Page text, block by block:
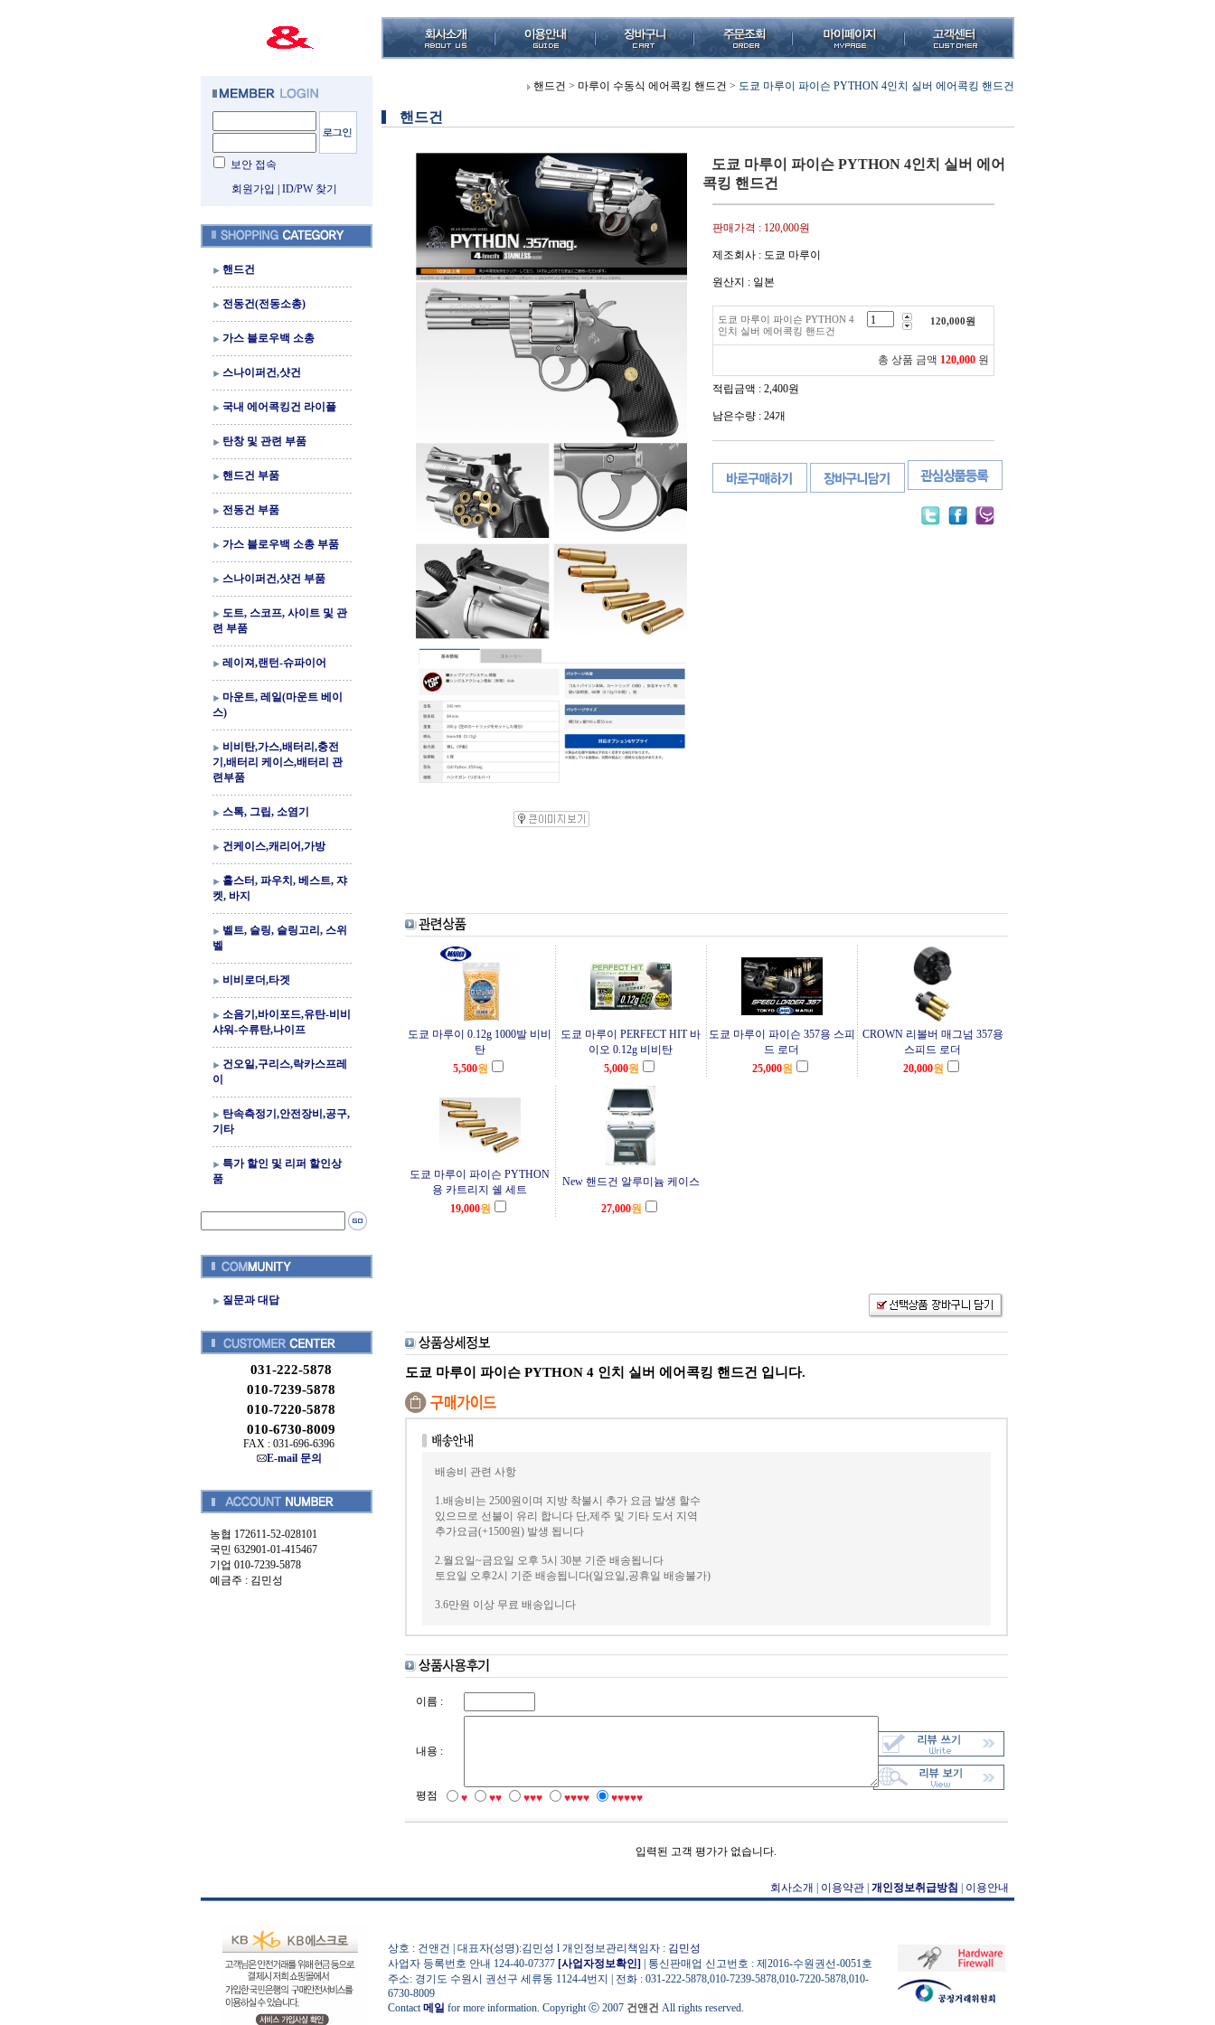
보안 접속
회원가입
ID/PW 찾기
핸드건
전동건(전동소총)
가스 블로우백 소총
스나이퍼건,샷건
국내 에어콕킹건 라이플
탄창 및 관련 부품
핸드건 부품
전동건 부품
가스 블로우백 소총 부품
스나이퍼건,샷건 부품
도트, 스코프, 사이트 및 관
련 부품
레이져,랜턴-슈파이어
마운트, 레일(마운트 베이
스)
비비탄,가스,배터리,충전
기,배터리 케이스,배터리 관
련부품
스톡, 그립, 소염기
건케이스,캐리어,가방
홀스터, 파우치, 베스트, 쟈
켓, 바지
벨트, 슬링, 슬링고리, 스위
벨
비비로더,타겟
소음기,바이포드,유탄-비비
샤워-수류탄,나이프
건오일,구리스,락카스프레
이
탄속측정기,안전장비,공구,
기타
특가 할인 및 리퍼 할인상
품
질문과 대답
031-222-5878
010-7239-5878
010-7220-5878
010-6730-8009
FAX : 031-696-6396
E-mail 문의
농협 172611-52-028101
국민 632901-01-415467
기업 010-7239-5878
예금주 : 김민성
핸드건 > 마루이 수동식 에어콕킹 핸드건 > 도쿄 마루이 파이슨 PYTHON 4인치 실버 에어콕킹 핸드건
핸드건
도쿄 마루이 파이슨 PYTHON 4인치 실버 에어
콕킹 핸드건
판매가격 : 120,000원
제조회사 : 도쿄 마루이
원산지 : 일본
도쿄 마루이 파이슨 PYTHON 4
인치 실버 에어콕킹 핸드건
120,000원
총 상품 금액 120,000 원
적립금액 : 2,400원
남은수량 : 24개
도쿄 마루이 0.12g 1000발 비비
탄
도쿄 마루이 PERFECT HIT 바
이오 0.12g 비비탄
도쿄 마루이 파이슨 357용 스피
드 로더
CROWN 리볼버 매그넘 357용
스피드 로더
5,500원 5,000원 25,000원 20,000원
도쿄 마루이 파이슨 PYTHON
용 카트리지 쉘 세트
New 핸드건 알루미늄 케이스
19,000원 27,000원
도쿄 마루이 파이슨 PYTHON 4 인치 실버 에어콕킹 핸드건 입니다.
배송비 관련 사항
1.배송비는 2500원이며 지방 착불시 추가 요금 발생 할수
있으므로 선불이 유리 합니다 단,제주 및 기타 도서 지역
추가요금(+1500원) 발생 됩니다
2.월요일~금요일 오후 5시 30분 기준 배송됩니다
토요일 오후2시 기준 배송됩니다(일요일,공휴일 배송불가)
3.6만원 이상 무료 배송입니다
이름 :
내용 :
평점 ♥ ♥♥ ♥♥♥ ♥♥♥♥ ♥♥♥♥♥
입력된 고객 평가가 없습니다.
회사소개 이용약관 개인정보취급방침 이용안내
상호 : 건앤건 | 대표자(성명):김민성 l 개인정보관리책임자 : 김민성
사업자 등록번호 안내 124-40-07377 [사업자정보확인]
| 통신판매업 신고번호 : 제2016-수원권선-0051호
주소: 경기도 수원시 권선구 세류동 1124-4번지 | 전화 : 031-222-5878,010-7239-5878,010-7220-5878,010-
6730-8009
Contact메일 for more information. Copyright ⓒ 2007 건앤건 All rights reserved.